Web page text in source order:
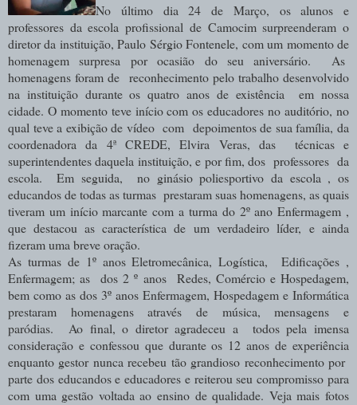
No último dia 24 de Março, os alunos e
professores da escola profissional de Camocim surpreenderam o
diretor da instituição, Paulo Sérgio Fontenele, com um momento de
homenagem surpresa por ocasião do seu aniversário. As
homenagens foram de reconhecimento pelo trabalho desenvolvido
na instituição durante os quatro anos de existência em nossa
cidade. O momento teve início com os educadores no auditório, no
qual teve a exibição de vídeo com depoimentos de sua família, da
coordenadora da 4ª CREDE, Elvira Veras, das técnicas e
superintendentes daquela instituição, e por fim, dos professores da
escola. Em seguida, no ginásio poliesportivo da escola , os
educandos de todas as turmas prestaram suas homenagens, as quais
tiveram um início marcante com a turma do 2º ano Enfermagem ,
que destacou as característica de um verdadeiro líder, e ainda
fizeram uma breve oração.
As turmas de 1º anos Eletromecânica, Logística, Edificações ,
Enfermagem; as dos 2 º anos Redes, Comércio e Hospedagem,
bem como as dos 3º anos Enfermagem, Hospedagem e Informática
prestaram homenagens através de música, mensagens e
paródias.
Ao final, o diretor agradeceu a todos pela imensa
consideração e confessou que durante os 12 anos de experiência
enquanto gestor nunca recebeu tão grandioso reconhecimento por
parte dos educandos e educadores e reiterou seu compromisso para
com uma gestão voltada ao ensino de qualidade. Veja mais fotos